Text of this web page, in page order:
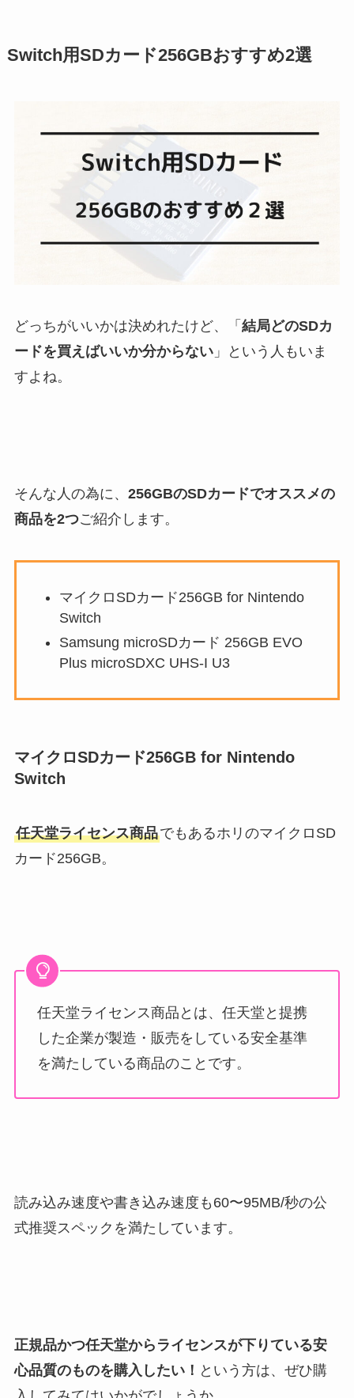
Switch用SDカード256GBおすすめ2選
どっちがいいかは決めれたけど、「 結局どのSDカ
ードを買えばいいか分からない」という人もいま
すよね。
そんな人の為に、 256GBのSDカードでオススメの
商品を2つご紹介します。
マイクロSDカード256GB for Nintendo
Switch
Samsung microSDカード 256GB EVO
Plus microSDXC UHS-I U3
マイクロSDカード256GB for Nintendo
Switch
任天堂ライセンス商品でもあるホリのマイクロSD
カード256GB。
任天堂ライセンス商品とは、任天堂と提携
した企業が製造・販売をしている安全基準
を満たしている商品のことです。
読み込み速度や書き込み速度も60〜95MB/秒の公
式推奨スペックを満たしています。
正規品かつ任天堂からライセンスが下りている安
心品質のものを購入したい！ という方は、ぜひ購